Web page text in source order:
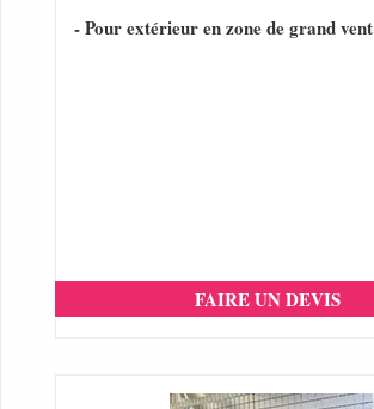
- Pour extérieur en zone de grand vent
FAIRE UN DEVIS